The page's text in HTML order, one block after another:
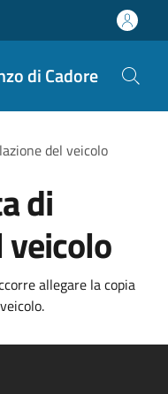
di Cadore
del veicolo
di
allegare la copia